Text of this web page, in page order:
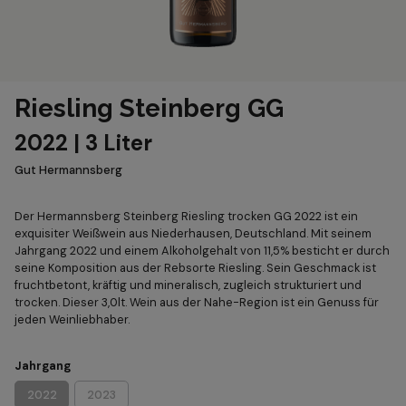
Riesling Steinberg GG
2022 | 3 Liter
Gut Hermannsberg
Der Hermannsberg Steinberg Riesling trocken GG 2022 ist ein
exquisiter Weißwein aus Niederhausen, Deutschland. Mit seinem
Jahrgang 2022 und einem Alkoholgehalt von 11,5% besticht er durch
seine Komposition aus der Rebsorte Riesling. Sein Geschmack ist
fruchtbetont, kräftig und mineralisch, zugleich strukturiert und
trocken. Dieser 3,0lt. Wein aus der Nahe-Region ist ein Genuss für
jeden Weinliebhaber.
Jahrgang
2022
2023